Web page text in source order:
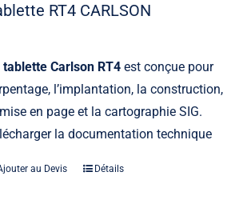
RT4 CARLSON
tablette Carlson RT4est conçue pour
l’implantation, la construction,
en page et la cartographie SIG.
la documentation technique
au Devis Détails